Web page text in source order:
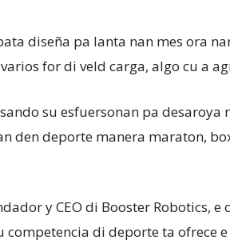
diseña pa lanta nan mes ora
for di veld carga, algo cu a
su esfuersonan pa desaroya
den deporte manera maraton,
y CEO di Booster Robotics,
competencia di deporte ta ofrece